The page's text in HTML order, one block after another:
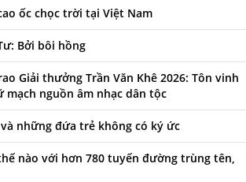
ốc chọc trời tại Việt Nam
Bởi bôi hồng
Giải thưởng Trần Văn Khê 2026: Tôn vinh
mạch nguồn âm nhạc dân tộc
những đứa trẻ không có ký ức
nào với hơn 780 tuyến đường trùng tên,